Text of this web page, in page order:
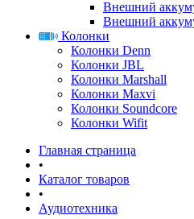
Внешний
Внешний
Колонки
Колонки Denn
Колонки JBL
Колонки Marshall
Колонки Maxvi
Колонки Soundcore
Колонки Wifit
Главная страница
•
Каталог товаров
•
Аудиотехника